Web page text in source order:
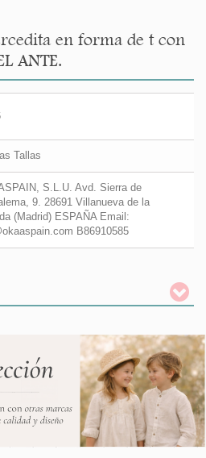
en forma de t con
ANTE.
Tallas
S.L.U. Avd. Sierra de
9. 28691 Villanueva de la
(Madrid) ESPAÑA Email:
B86910585